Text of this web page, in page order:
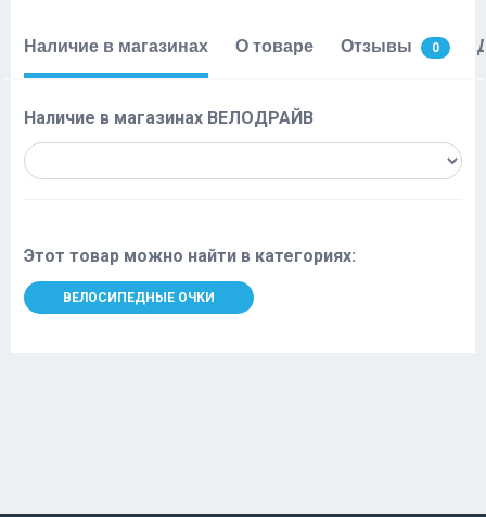
Наличие в магазинах О товаре Отзывы 0
Наличие в магазинах ВЕЛОДРАЙВ
Этот товар можно найти в категориях:
ВЕЛОСИПЕДНЫЕ ОЧКИ